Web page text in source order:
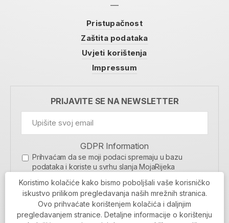
Pristupačnost
Zaštita podataka
Uvjeti korištenja
Impressum
PRIJAVITE SE NA NEWSLETTER
GDPR Information
Prihvaćam da se moji podaci spremaju u bazu
podataka i koriste u svrhu slanja MojaRijeka
MOJARIJEKA NEWSLETTER
PRIJAVI SE
Koristimo kolačiće kako bismo poboljšali vaše korisničko
iskustvo prilikom pregledavanja naših mrežnih stranica.
Ovo prihvaćate korištenjem kolačića i daljnjim
pregledavanjem stranice. Detaljne informacije o korištenju